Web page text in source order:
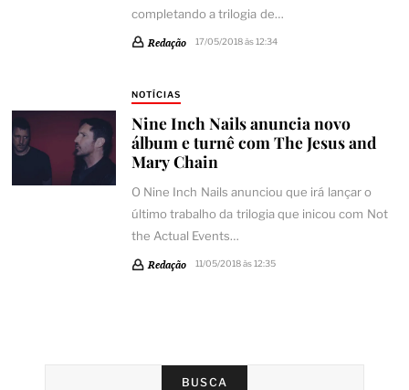
completando a trilogia de…
Redação 17/05/2018 às 12:34
NOTÍCIAS
Nine Inch Nails anuncia novo
álbum e turnê com The Jesus and
Mary Chain
O Nine Inch Nails anunciou que irá lançar o
último trabalho da trilogia que inicou com Not
the Actual Events…
Redação 11/05/2018 às 12:35
BUSCA